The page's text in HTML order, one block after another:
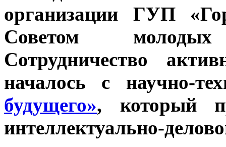
организации ГУП
Советом
Сотрудничество
началось с научно-
будущего», который
интеллектуально-